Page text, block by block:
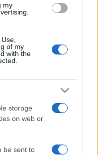
my
of my
with the
storage
on web or
be sent to
weekend a Olbia e in